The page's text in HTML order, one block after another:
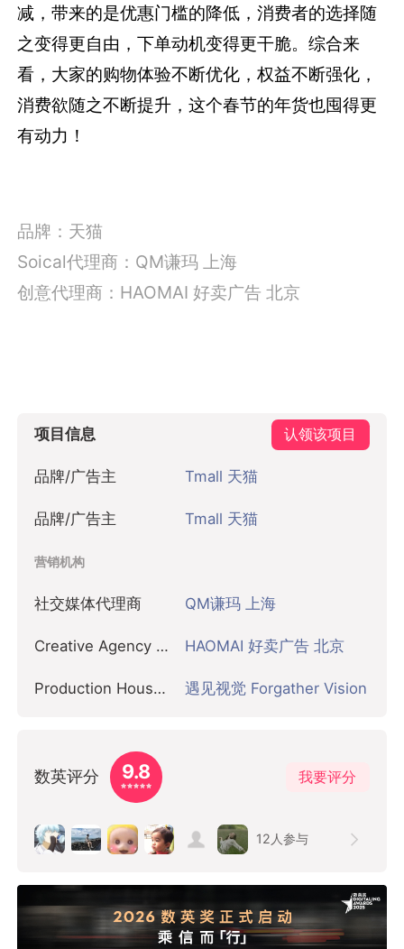
减，带来的是优惠门槛的降低，消费者的选择随
之变得更自由，下单动机变得更干脆。综合来
看，大家的购物体验不断优化，权益不断强化，
消费欲随之不断提升，这个春节的年货也囤得更
有动力！
品牌：天猫
Soical代理商：QM谦玛 上海
创意代理商：HAOMAI 好卖广告 北京
项目信息 认领该项目
品牌/广告主 Tmall 天猫
品牌/广告主 Tmall 天猫
营销机构
社交媒体代理商 QM谦玛 上海
Creative Agency 创意代理商 HAOMAI 好卖广告 北京
Production House 制作公司 遇见视觉 Forgather Vision
数英评分 9.8 我要评分
12 人参与